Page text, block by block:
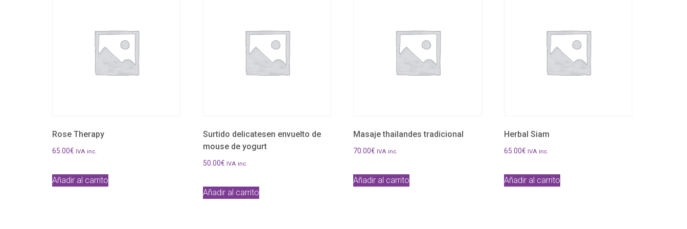
Rose Therapy
65.00€ IVA inc.
Añadir al carrito
Surtido delicatesen envuelto de
mouse de yogurt
50.00€ IVA inc.
Añadir al carrito
Masaje thailandes tradicional
70.00€ IVA inc.
Añadir al carrito
Herbal Siam
65.00€ IVA inc.
Añadir al carrito